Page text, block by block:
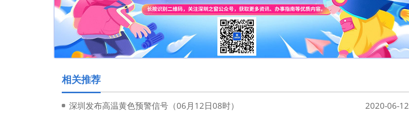
相关推荐
深圳发布高温黄色预警信号（06月12日08时） 2020-06-12